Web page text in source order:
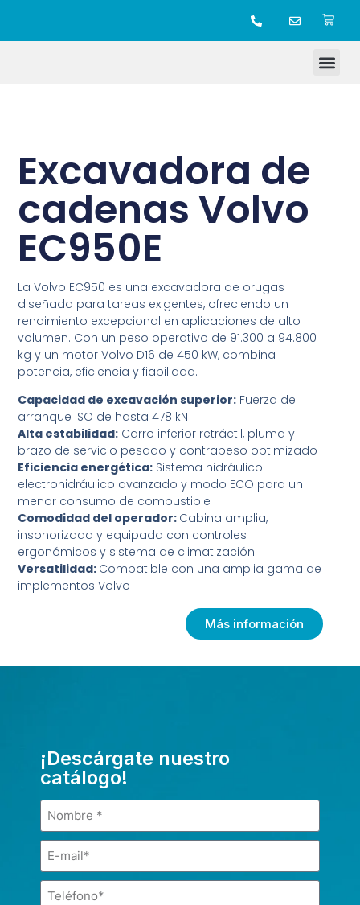
Excavadora de
cadenas Volvo
EC950E
La Volvo EC950 es una excavadora de orugas
diseñada para tareas exigentes, ofreciendo un
rendimiento excepcional en aplicaciones de alto
volumen. Con un peso operativo de 91.300 a 94.800
kg y un motor Volvo D16 de 450 kW, combina
potencia, eficiencia y fiabilidad.
Capacidad de excavación superior: Fuerza de
arranque ISO de hasta 478 kN
Alta estabilidad: Carro inferior retráctil, pluma y
brazo de servicio pesado y contrapeso optimizado
Eficiencia energética: Sistema hidráulico
electrohidráulico avanzado y modo ECO para un
menor consumo de combustible
Comodidad del operador: Cabina amplia,
insonorizada y equipada con controles
ergonómicos y sistema de climatización
Versatilidad: Compatible con una amplia gama de
implementos Volvo
Más información
¡Descárgate nuestro
catálogo!